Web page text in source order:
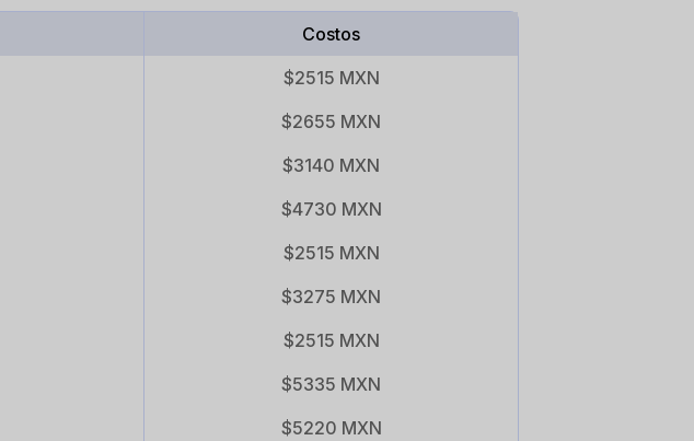
Costos
$2515 MXN
$2655 MXN
$3140 MXN
$4730 MXN
$2515 MXN
$3275 MXN
$2515 MXN
$5335 MXN
$5220 MXN